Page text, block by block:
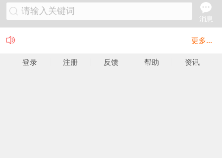
请输入关键词
消息
更多...
登录 注册 反馈 帮助 资讯